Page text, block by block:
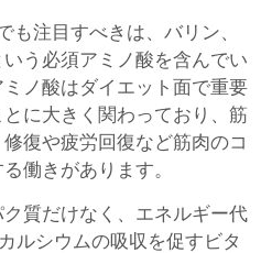
も注目すべきは、バリン、
う必須アミノ酸を含んでい
ノ酸はダイエット面で重要
に大きく関わっており、筋
復や疲労回復など筋肉のコ
働きがあります。
質だけなく、エネルギー代
ルシウムの吸収を促すビタ